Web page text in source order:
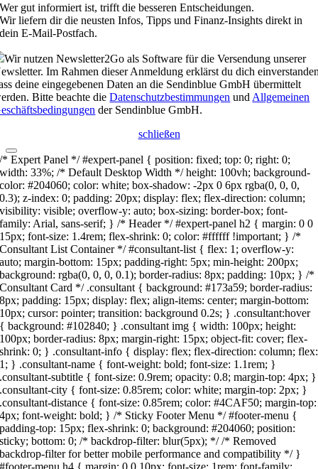
Wer gut informiert ist, trifft die besseren Entscheidungen.
Wir liefern dir die neusten Infos, Tipps und Finanz-Insights direkt in
dein E-Mail-Postfach.
Wir nutzen Newsletter2Go als Software für die Versendung unserer
Im Rahmen dieser Anmeldung erklärst du dich
deine eingegebenen Daten an die Sendinblue GmbH übermittelt
Bitte beachte dieDatenschutzbestimmungen und Allgemeinen
der Sendinblue GmbH.
schließen
/* Expert Panel */ #expert-panel { position: fixed; top: 0; right: 0;
width: 33%; /* Default Desktop Width */ height: 100vh; background-
color: #204060; color: white; box-shadow: -2px 0 6px rgba(0, 0, 0,
0.3); z-index: 0; padding: 20px; display: flex; flex-direction: column;
visibility: visible; overflow-y: auto; box-sizing: border-box; font-
family: Arial, sans-serif; } /* Header */ #expert-panel h2 { margin: 0 0
15px; font-size: 1.4rem; flex-shrink: 0; color: #ffffff !important; } /*
Consultant List Container */ #consultant-list { flex: 1; overflow-y:
auto; margin-bottom: 15px; padding-right: 5px; min-height: 200px;
background: rgba(0, 0, 0, 0.1); border-radius: 8px; padding: 10px; } /*
Consultant Card */ .consultant { background: #173a59; border-radius:
8px; padding: 15px; display: flex; align-items: center; margin-bottom:
10px; cursor: pointer; transition: background 0.2s; } .consultant:hover
{ background: #102840; } .consultant img { width: 100px; height:
100px; border-radius: 8px; margin-right: 15px; object-fit: cover; flex-
shrink: 0; } .consultant-info { display: flex; flex-direction: column; flex:
1; } .consultant-name { font-weight: bold; font-size: 1.1rem; }
.consultant-subtitle { font-size: 0.9rem; opacity: 0.8; margin-top: 4px; }
.consultant-city { font-size: 0.85rem; color: white; margin-top: 2px; }
.consultant-distance { font-size: 0.85rem; color: #4CAF50; margin-top:
4px; font-weight: bold; } /* Sticky Footer Menu */ #footer-menu {
padding-top: 15px; flex-shrink: 0; background: #204060; position:
sticky; bottom: 0; /* backdrop-filter: blur(5px); */ /* Removed
backdrop-filter for better mobile performance and compatibility */ }
#footer-menu h4 { margin: 0 0 10px; font-size: 1rem; font-family: